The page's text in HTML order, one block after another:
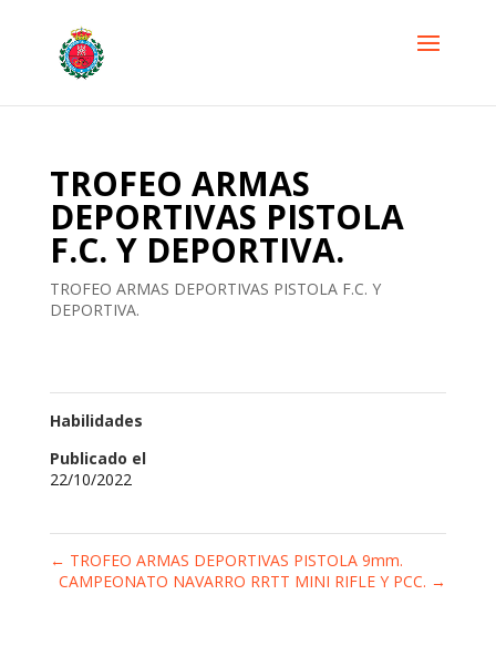
TROFEO ARMAS
DEPORTIVAS PISTOLA
F.C. Y DEPORTIVA.
TROFEO ARMAS DEPORTIVAS PISTOLA F.C. Y
DEPORTIVA.
Habilidades
Publicado el
22/10/2022
← TROFEO ARMAS DEPORTIVAS PISTOLA 9mm.
CAMPEONATO NAVARRO RRTT MINI RIFLE Y PCC. →